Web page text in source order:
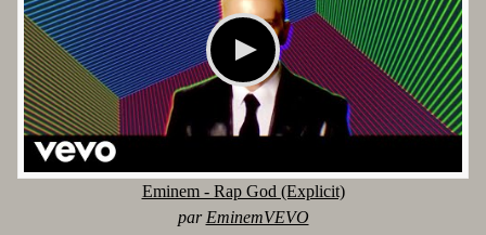
Eminem - Rap God (Explicit)
par EminemVEVO